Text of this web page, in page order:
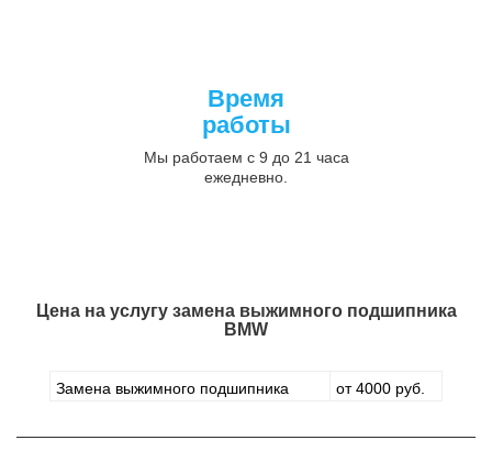
Время
работы
Мы работаем с 9 до 21 часа
ежедневно.
Цена на услугу замена выжимного подшипника
BMW
Замена выжимного подшипника от 4000 руб.